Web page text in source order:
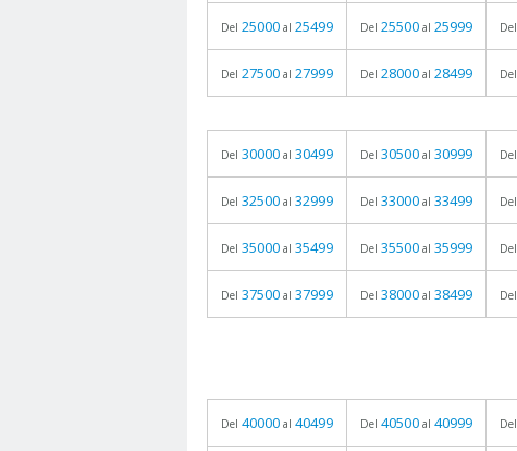
Del 25000 al 25499 Del 25500 al 25999 Del
Del 27500 al 27999 Del 28000 al 28499 Del
Del 30000 al 30499 Del 30500 al 30999 Del
Del 32500 al 32999 Del 33000 al 33499 Del
Del 35000 al 35499 Del 35500 al 35999 Del
Del 37500 al 37999 Del 38000 al 38499 Del
Del 40000 al 40499 Del 40500 al 40999 Del